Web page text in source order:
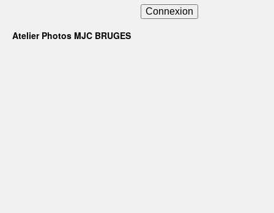
Connexion
Atelier Photos MJC BRUGES